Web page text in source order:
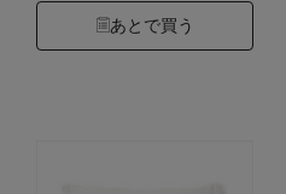
あとで買う